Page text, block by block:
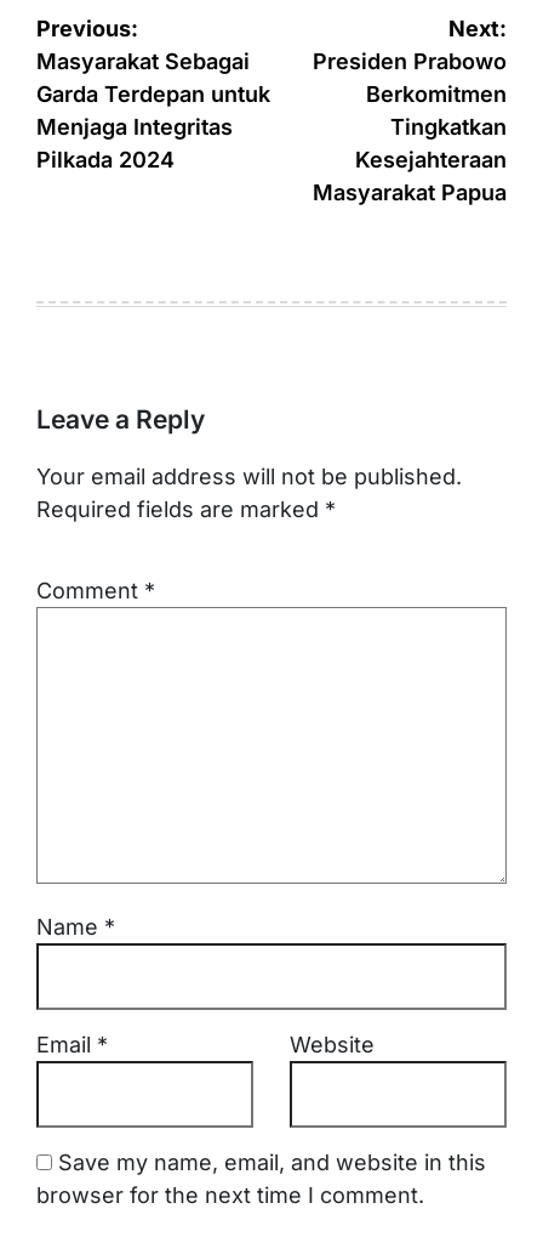
Post
navigation
Previous:
Masyarakat Sebagai
Garda Terdepan untuk
Menjaga Integritas
Pilkada 2024
Next:
Presiden Prabowo
Berkomitmen
Tingkatkan
Kesejahteraan
Masyarakat Papua
Leave a Reply
Your email address will not be published.
Required fields are marked *
Comment *
Name *
Email * Website
Save my name, email, and website in this
browser for the next time I comment.